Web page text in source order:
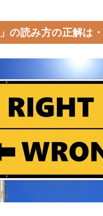
」の読み方の正解は